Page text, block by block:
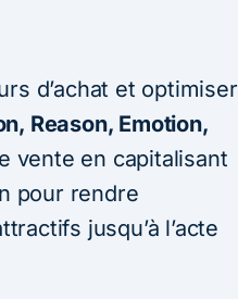
d’achat et optimiser
Reason, Emotion,
vente en capitalisant
pour rendre
jusqu’à l’acte